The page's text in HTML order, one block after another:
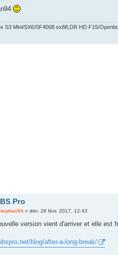
S3 Mini/SX6/SF4008 sx88,DR HD F15/
Pro
» dim. 26 févr. 2017, 12:43
version vient d'arriver et elle est
blog/after-a-long-break/